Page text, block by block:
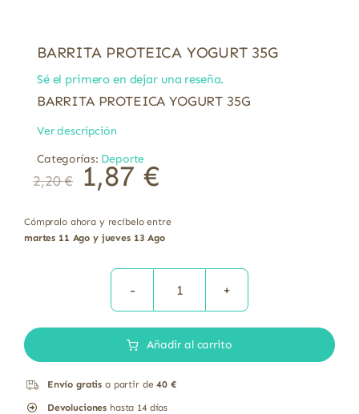
BARRITA PROTEICA YOGURT 35G
Sé el primero en dejar una reseña.
BARRITA PROTEICA YOGURT 35G
Ver descripción
Categorías: Deporte
2,20€ 1,87 €
Cómpralo ahora y recíbelo entre
martes 11 Ago y jueves 13 Ago
BARRITA
YOGURT
Añadir al carrito
Envío gratis a partir de40 €
Devoluciones hasta 14 días